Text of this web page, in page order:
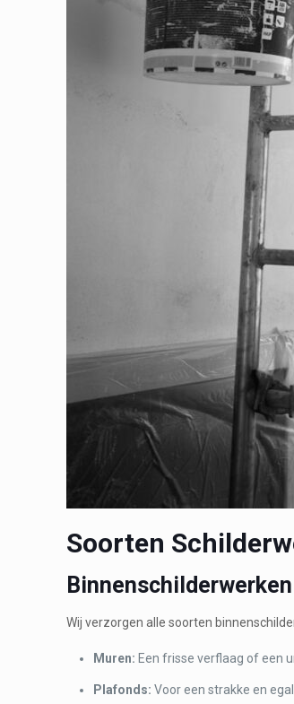
Soorten
Binnenschilderwerken
Wij verzorgen alle soorten
Muren: Een frisse verflaag of een
Plafonds: Voor een strakke en